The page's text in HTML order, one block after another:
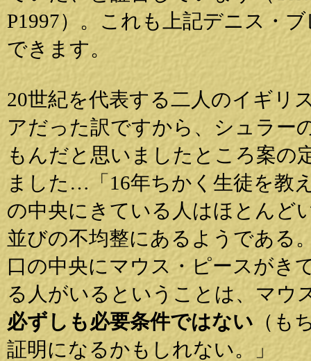
P1997）。これも上記デニス・
できます。
20世紀を代表する二人のイギリ
アだった訳ですから、シュラー
もんだと思いましたところ案の
ました…「16年ちかく生徒を教
の中央にきている人はほとんど
並びの不均整にあるようである
口の中央にマウス・ピースがき
る人がいるということは、マウ
必ずしも必要条件ではない （も
証明になるかもしれない。」